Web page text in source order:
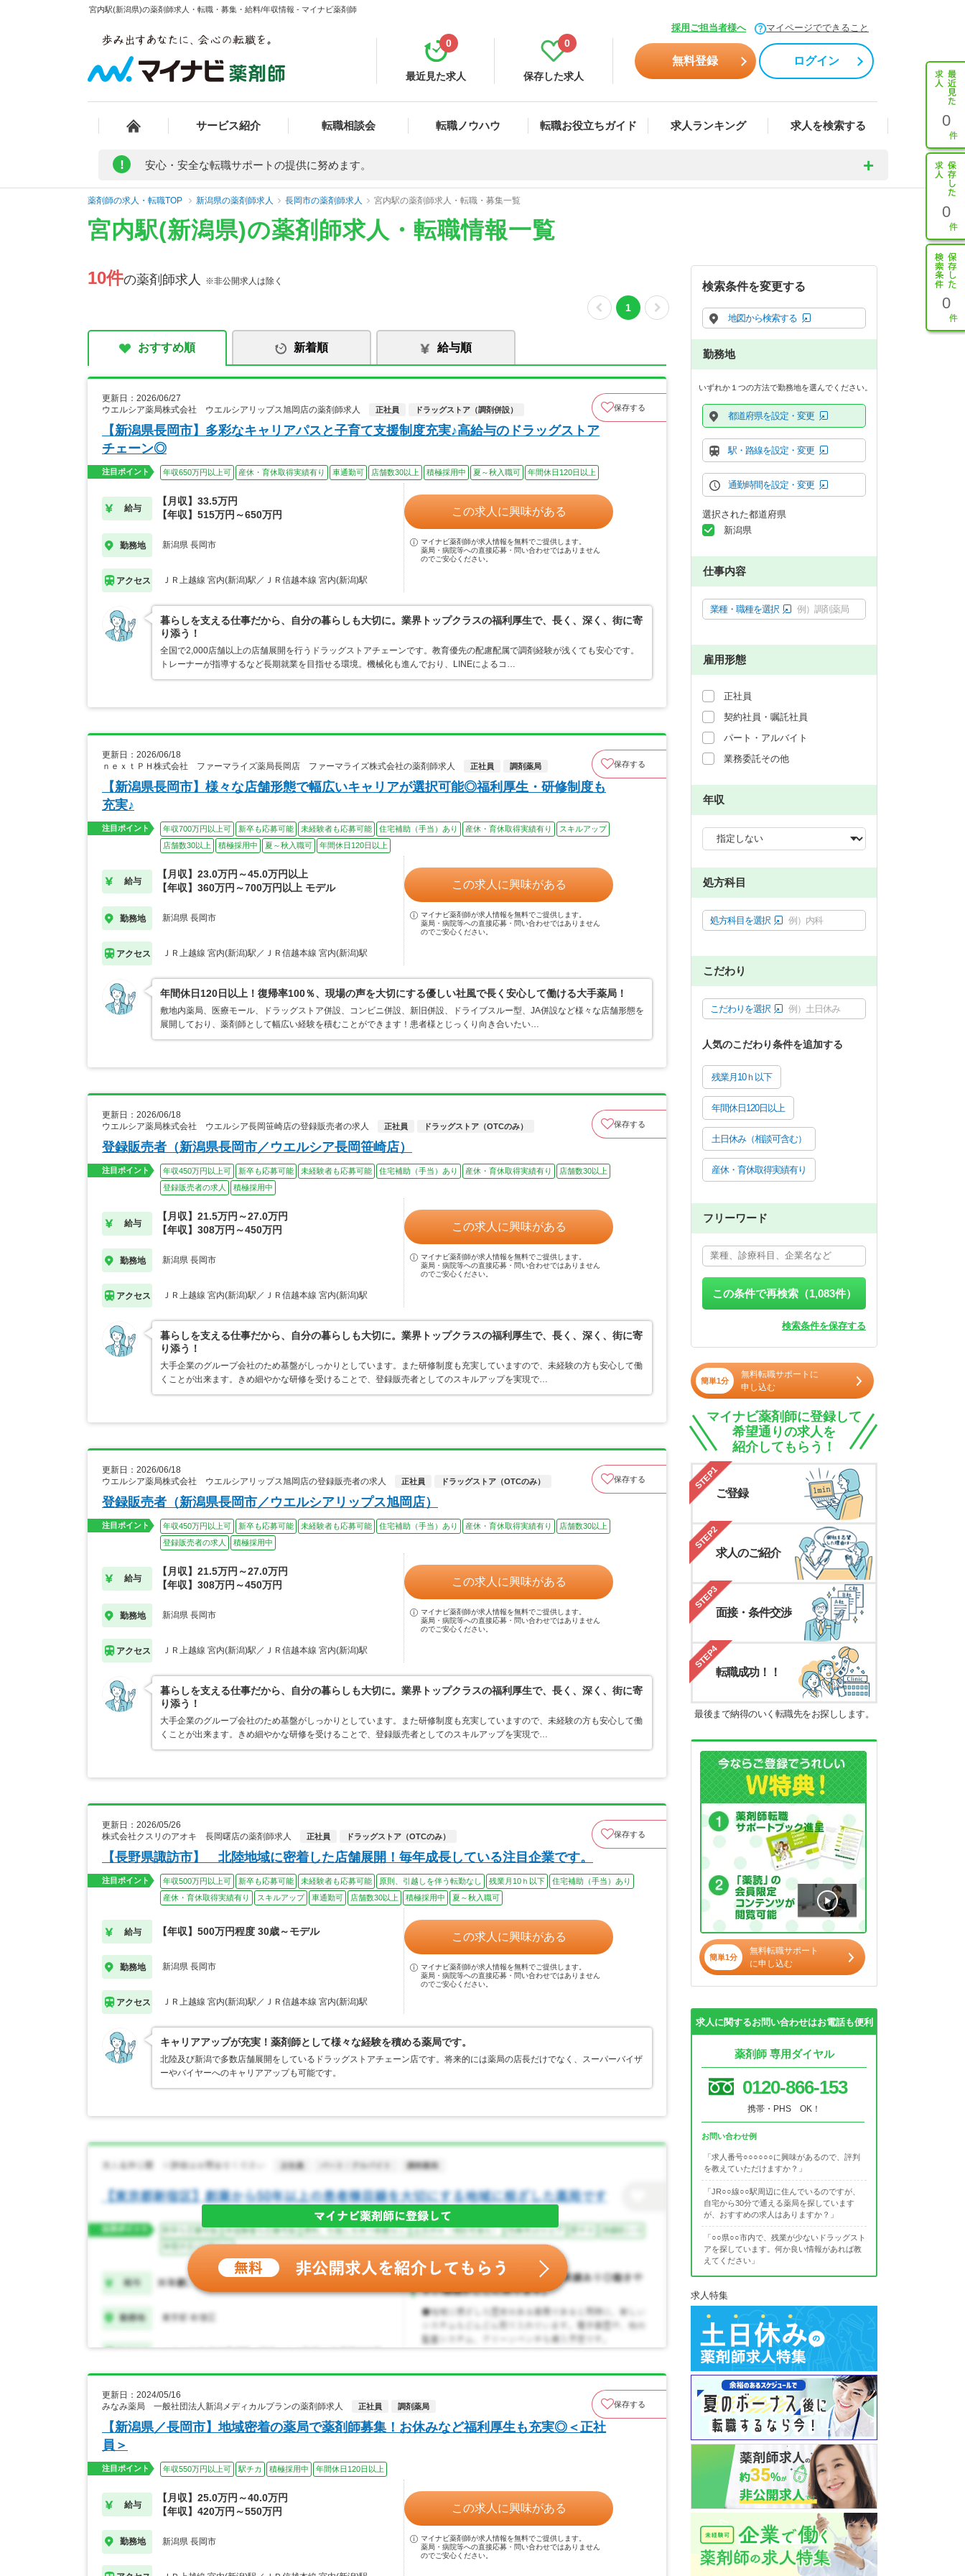
宮内駅(新潟県)の薬剤師求人・転職・募集・給料/年収情報 - マイナビ薬剤師
採用ご担当者様へ マイページでできること
最近見た求人
0
保存した求人
0
無料登録 ログイン
サービス紹介 転職相談会 転職ノウハウ 転職お役立ちガイド 求人ランキング 求人を検索する 0
0
0
! 安心・安全な転職サポートの提供に努めます。
薬剤師の求人・転職TOP 新潟県の薬剤師求人 長岡市の薬剤師求人 宮内駅の薬剤師求人・転職・募集一覧
宮内駅(新潟県)の薬剤師求人・転職情報一覧
10件の薬剤師求人 ※非公開求人は除く
1
おすすめ順 新着順 給与順
更新日：2026/06/27
ウエルシア薬局株式会社 ウエルシアリップス旭岡店の薬剤師求人
正社員 ドラッグストア（調剤併設） 保存する
【新潟県長岡市】多彩なキャリアパスと子育て支援制度充実♪高給与のドラッグストア
チェーン◎
注目ポイント 年収650万円以上可 産休・育休取得実績有り 車通勤可 店舗数30以上 積極採用中 夏～秋入職可 年間休日120日以上
給与
【月収】33.5万円
【年収】515万円～650万円
勤務地 新潟県 長岡市
アクセス ＪＲ上越線 宮内(新潟)駅／ＪＲ信越本線 宮内(新潟)駅
この求人に興味がある
マイナビ薬剤師が求人情報を無料でご提供します。
薬局・病院等への直接応募・問い合わせではありません
のでご安心ください。
暮らしを支える仕事だから、自分の暮らしも大切に。業界トップクラスの福利厚生で、長く、深く、街に寄
り添う！
全国で2,000店舗以上の店舗展開を行うドラッグストアチェーンです。教育優先の配慮配属で調剤経験が浅くても安心です。
トレーナーが指導するなど長期就業を目指せる環境。機械化も進んでおり、LINEによるコ…
更新日：2026/06/18
ｎｅｘｔＰＨ株式会社 ファーマライズ薬局長岡店 ファーマライズ株式会社の薬剤師求人
正社員 調剤薬局 保存する
【新潟県長岡市】様々な店舗形態で幅広いキャリアが選択可能◎福利厚生・研修制度も
充実♪
注目ポイント 年収700万円以上可 新卒も応募可能 未経験者も応募可能 住宅補助（手当）あり 産休・育休取得実績有り
スキルアップ
店舗数30以上
積極採用中 夏～秋入職可 年間休日120日以上
給与
【月収】23.0万円～45.0万円以上
【年収】360万円～700万円以上 モデル
勤務地 新潟県 長岡市
アクセス ＪＲ上越線 宮内(新潟)駅／ＪＲ信越本線 宮内(新潟)駅
この求人に興味がある
マイナビ薬剤師が求人情報を無料でご提供します。
薬局・病院等への直接応募・問い合わせではありません
のでご安心ください。
年間休日120日以上！復帰率100％、現場の声を大切にする優しい社風で長く安心して働ける大手薬局！
敷地内薬局、医療モール、ドラッグストア併設、コンビニ併設、新旧併設、ドライブスルー型、JA併設など様々な店舗形態を
展開しており、薬剤師として幅広い経験を積むことができます！患者様とじっくり向き合いたい…
更新日：2026/06/18
ウエルシア薬局株式会社 ウエルシア長岡笹崎店の登録販売者の求人
正社員 ドラッグストア（OTCのみ） 保存する
登録販売者（新潟県長岡市／ウエルシア長岡笹崎店）
注目ポイント 年収450万円以上可 新卒も応募可能 未経験者も応募可能 住宅補助（手当）あり 産休・育休取得実績有り
店舗数30以上
登録販売者の求人
積極採用中
給与
【月収】21.5万円～27.0万円
【年収】308万円～450万円
勤務地 新潟県 長岡市
アクセス ＪＲ上越線 宮内(新潟)駅／ＪＲ信越本線 宮内(新潟)駅
この求人に興味がある
マイナビ薬剤師が求人情報を無料でご提供します。
薬局・病院等への直接応募・問い合わせではありません
のでご安心ください。
暮らしを支える仕事だから、自分の暮らしも大切に。業界トップクラスの福利厚生で、長く、深く、街に寄
り添う！
大手企業のグループ会社のため基盤がしっかりとしています。また研修制度も充実していますので、未経験の方も安心して働
くことが出来ます。きめ細やかな研修を受けることで、登録販売者としてのスキルアップを実現で…
更新日：2026/06/18
ウエルシア薬局株式会社 ウエルシアリップス旭岡店の登録販売者の求人
正社員 ドラッグストア（OTCのみ） 保存する
登録販売者（新潟県長岡市／ウエルシアリップス旭岡店）
注目ポイント 年収450万円以上可 新卒も応募可能 未経験者も応募可能 住宅補助（手当）あり 産休・育休取得実績有り
店舗数30以上
登録販売者の求人
積極採用中
給与
【月収】21.5万円～27.0万円
【年収】308万円～450万円
勤務地 新潟県 長岡市
アクセス ＪＲ上越線 宮内(新潟)駅／ＪＲ信越本線 宮内(新潟)駅
この求人に興味がある
マイナビ薬剤師が求人情報を無料でご提供します。
薬局・病院等への直接応募・問い合わせではありません
のでご安心ください。
暮らしを支える仕事だから、自分の暮らしも大切に。業界トップクラスの福利厚生で、長く、深く、街に寄
り添う！
大手企業のグループ会社のため基盤がしっかりとしています。また研修制度も充実していますので、未経験の方も安心して働
くことが出来ます。きめ細やかな研修を受けることで、登録販売者としてのスキルアップを実現で…
更新日：2026/05/26
株式会社クスリのアオキ 長岡曙店の薬剤師求人
正社員 ドラッグストア（OTCのみ） 保存する
【長野県諏訪市】 北陸地域に密着した店舗展開！毎年成長している注目企業です。
注目ポイント 年収500万円以上可 新卒も応募可能 未経験者も応募可能 原則、引越しを伴う転勤なし 残業月10ｈ以下
住宅補助（手当）あり
産休・育休取得実績有り
スキルアップ 車通勤可 店舗数30以上 積極採用中 夏～秋入職可
給与 【年収】500万円程度 30歳～モデル
勤務地 新潟県 長岡市
アクセス ＪＲ上越線 宮内(新潟)駅／ＪＲ信越本線 宮内(新潟)駅
この求人に興味がある
マイナビ薬剤師が求人情報を無料でご提供します。
薬局・病院等への直接応募・問い合わせではありません
のでご安心ください。
キャリアアップが充実！薬剤師として様々な経験を積める薬局です。
北陸及び新潟で多数店舗展開をしているドラッグストアチェーン店です。将来的には薬局の店長だけでなく、スーパーバイザ
ーやバイヤーへのキャリアアップも可能です。
更新日：2024/05/16
みなみ薬局 一般社団法人新潟メディカルプランの薬剤師求人
正社員 調剤薬局 保存する
【新潟県／長岡市】地域密着の薬局で薬剤師募集！お休みなど福利厚生も充実◎＜正社
員＞
注目ポイント 年収550万円以上可 駅チカ 積極採用中 年間休日120日以上
給与
【月収】25.0万円～40.0万円
【年収】420万円～550万円
勤務地 新潟県 長岡市
この求人に興味がある
マイナビ薬剤師が求人情報を無料でご提供します。
薬局・病院等への直接応募・問い合わせではありません
のでご安心ください。
検索条件を変更する
地図から検索する
勤務地
いずれか１つの方法で勤務地を選んでください。
都道府県を設定・変更
駅・路線を設定・変更
通勤時間を設定・変更
選択された都道府県
新潟県
仕事内容
業種・職種を選択 例）調剤薬局
雇用形態
正社員
契約社員・嘱託社員
パート・アルバイト
業務委託その他
年収
処方科目
処方科目を選択 例）内科
こだわり
こだわりを選択 例）土日休み
人気のこだわり条件を追加する
残業月10ｈ以下
年間休日120日以上
土日休み（相談可含む）
産休・育休取得実績有り
フリーワード
この条件で再検索（1,083件）
検索条件を保存する
簡単1分
無料転職サポートに
申し込む
マイナビ薬剤師に登録して
希望通りの求人を
紹介してもらう！
STEP1
ご登録
STEP2
求人のご紹介
STEP3
面接・条件交渉
STEP4
転職成功！！
最後まで納得のいく転職先をお探しします。
簡単1分
無料転職サポート
に申し込む
求人に関するお問い合わせはお電話も便利
薬剤師 専用ダイヤル
0120-866-153
携帯・PHS OK！
お問い合わせ例
「求人番号○○○○○○に興味があるので、評判
を教えていただけますか？」
「JR○○線○○駅周辺に住んでいるのですが、
自宅から30分で通える薬局を探しています
が、おすすめの求人はありますか？」
「○○県○○市内で、残業が少ないドラッグスト
アを探しています。何か良い情報があれば教
えてください」
求人特集